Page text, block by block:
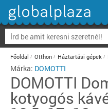
Főoldal Otthon Háztartási gépek
Márka: DOMOTTI
DOMOTTI
kotyogós